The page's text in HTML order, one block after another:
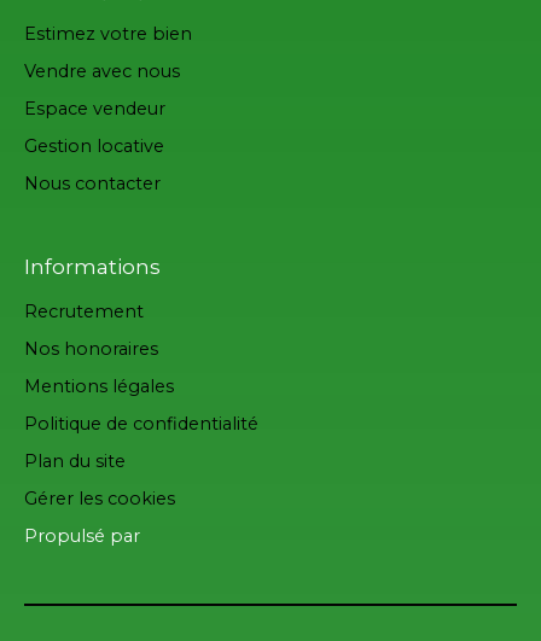
Estimez votre bien
Vendre avec nous
Espace vendeur
Gestion locative
Nous contacter
Informations
Recrutement
Nos honoraires
Mentions légales
Politique de confidentialité
Plan du site
Gérer les cookies
Propulsé par